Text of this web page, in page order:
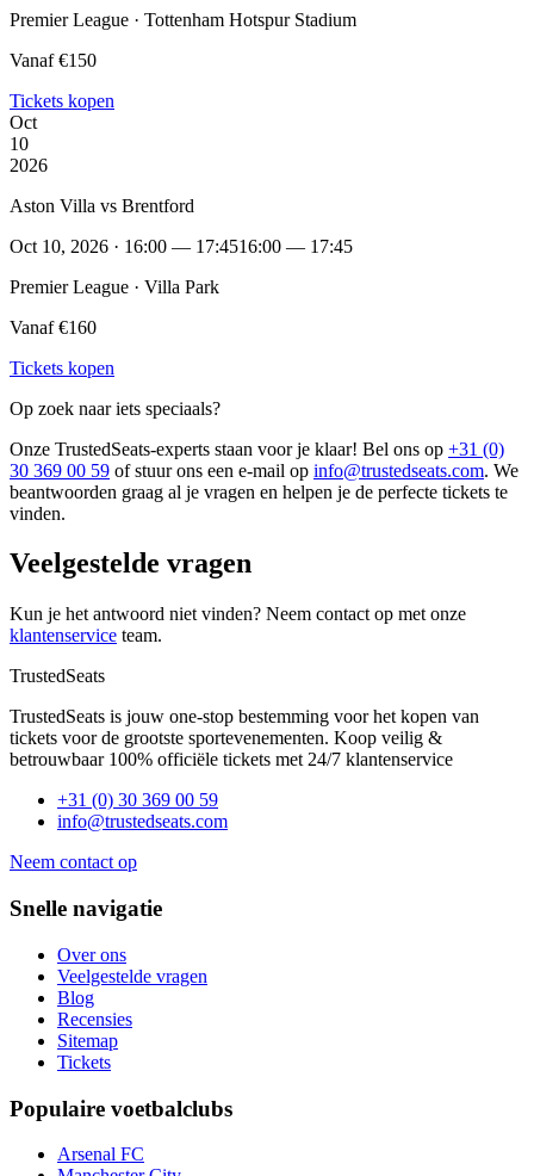
Premier League · Tottenham Hotspur Stadium
Vanaf €150
Tickets kopen
Oct
10
2026
Aston Villa vs Brentford
Oct 10, 2026 · 16:00 — 17:4516:00 — 17:45
Premier League · Villa Park
Vanaf €160
Tickets kopen
Op zoek naar iets speciaals?
Onze TrustedSeats-experts staan voor je klaar! Bel ons op +31 (0)
30 369 00 59 of stuur ons een e-mail op info@trustedseats.com. We
beantwoorden graag al je vragen en helpen je de perfecte tickets te
vinden.
Veelgestelde vragen
Kun je het antwoord niet vinden? Neem contact op met onze
klantenservice team.
TrustedSeats
TrustedSeats is jouw one-stop bestemming voor het kopen van
tickets voor de grootste sportevenementen. Koop veilig &
betrouwbaar 100% officiële tickets met 24/7 klantenservice
+31 (0) 30 369 00 59
info@trustedseats.com
Neem contact op
Snelle navigatie
Over ons
Veelgestelde vragen
Blog
Recensies
Sitemap
Tickets
Populaire voetbalclubs
Arsenal FC